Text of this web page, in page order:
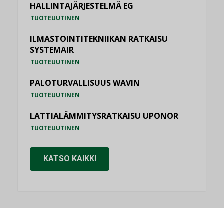
HALLINTAJÄRJESTELMÄ EG
TUOTEUUTINEN
ILMASTOINTITEKNIIKAN RATKAISU
SYSTEMAIR
TUOTEUUTINEN
PALOTURVALLISUUS WAVIN
TUOTEUUTINEN
LATTIALÄMMITYSRATKAISU UPONOR
TUOTEUUTINEN
KATSO KAIKKI